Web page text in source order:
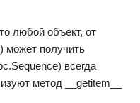
любой объект, от
может получить
всегда
метод __getitem__